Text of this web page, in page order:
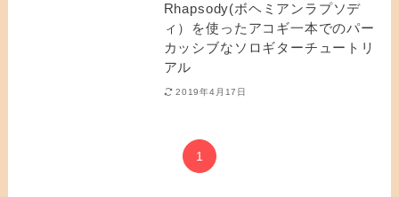
Rhapsody(ボヘミアンラプソデ
ィ）を使ったアコギ一本でのパー
カッシブなソロギターチュートリ
アル
2019年4月17日
1